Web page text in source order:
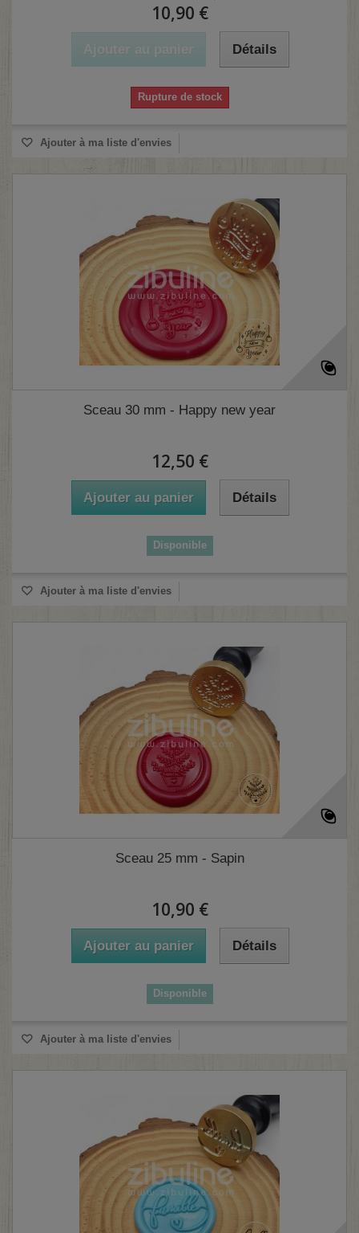
10,90 €
Ajouter au panier Détails
Rupture de stock
Ajouter à ma liste d'envies
Sceau 30 mm - Happy new year
12,50 €
Ajouter au panier Détails
Disponible
Ajouter à ma liste d'envies
Sceau 25 mm - Sapin
10,90 €
Ajouter au panier Détails
Disponible
Ajouter à ma liste d'envies